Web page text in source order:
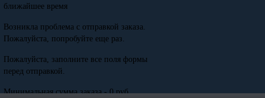
ближайшее время
Возникла проблема с отправкой заказа.
Пожалуйста, попробуйте еще раз.
Пожалуйста, заполните все поля формы
перед отправкой.
Минимальная сумма заказа - 0 руб.